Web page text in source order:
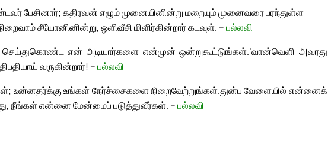
கதிரவன் எழும் முனையினின்று மறையும் முனைவரை பரந்துள்ள
சீயோனினின்று, ஒளிவீசி மிளிர்கின்றார் கடவுள். –பல்லவி
செய்துகொண்ட என் அடியார்களை என்முன் ஒன்றுகூட்டுங்கள்.’வான்வெளி அவரது
வருகின்றார்! –பல்லவி
உன்னதர்க்கு உங்கள் நேர்ச்சைகளை நிறைவேற்றுங்கள்.துன்ப வேளையில் என்னைக்
நீங்கள் என்னை மேன்மைப் படுத்துவீர்கள். –பல்லவி